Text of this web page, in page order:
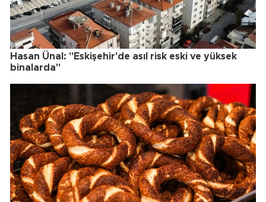
Hasan Ünal: "Eskişehir'de asıl risk eski ve yüksek
binalarda"